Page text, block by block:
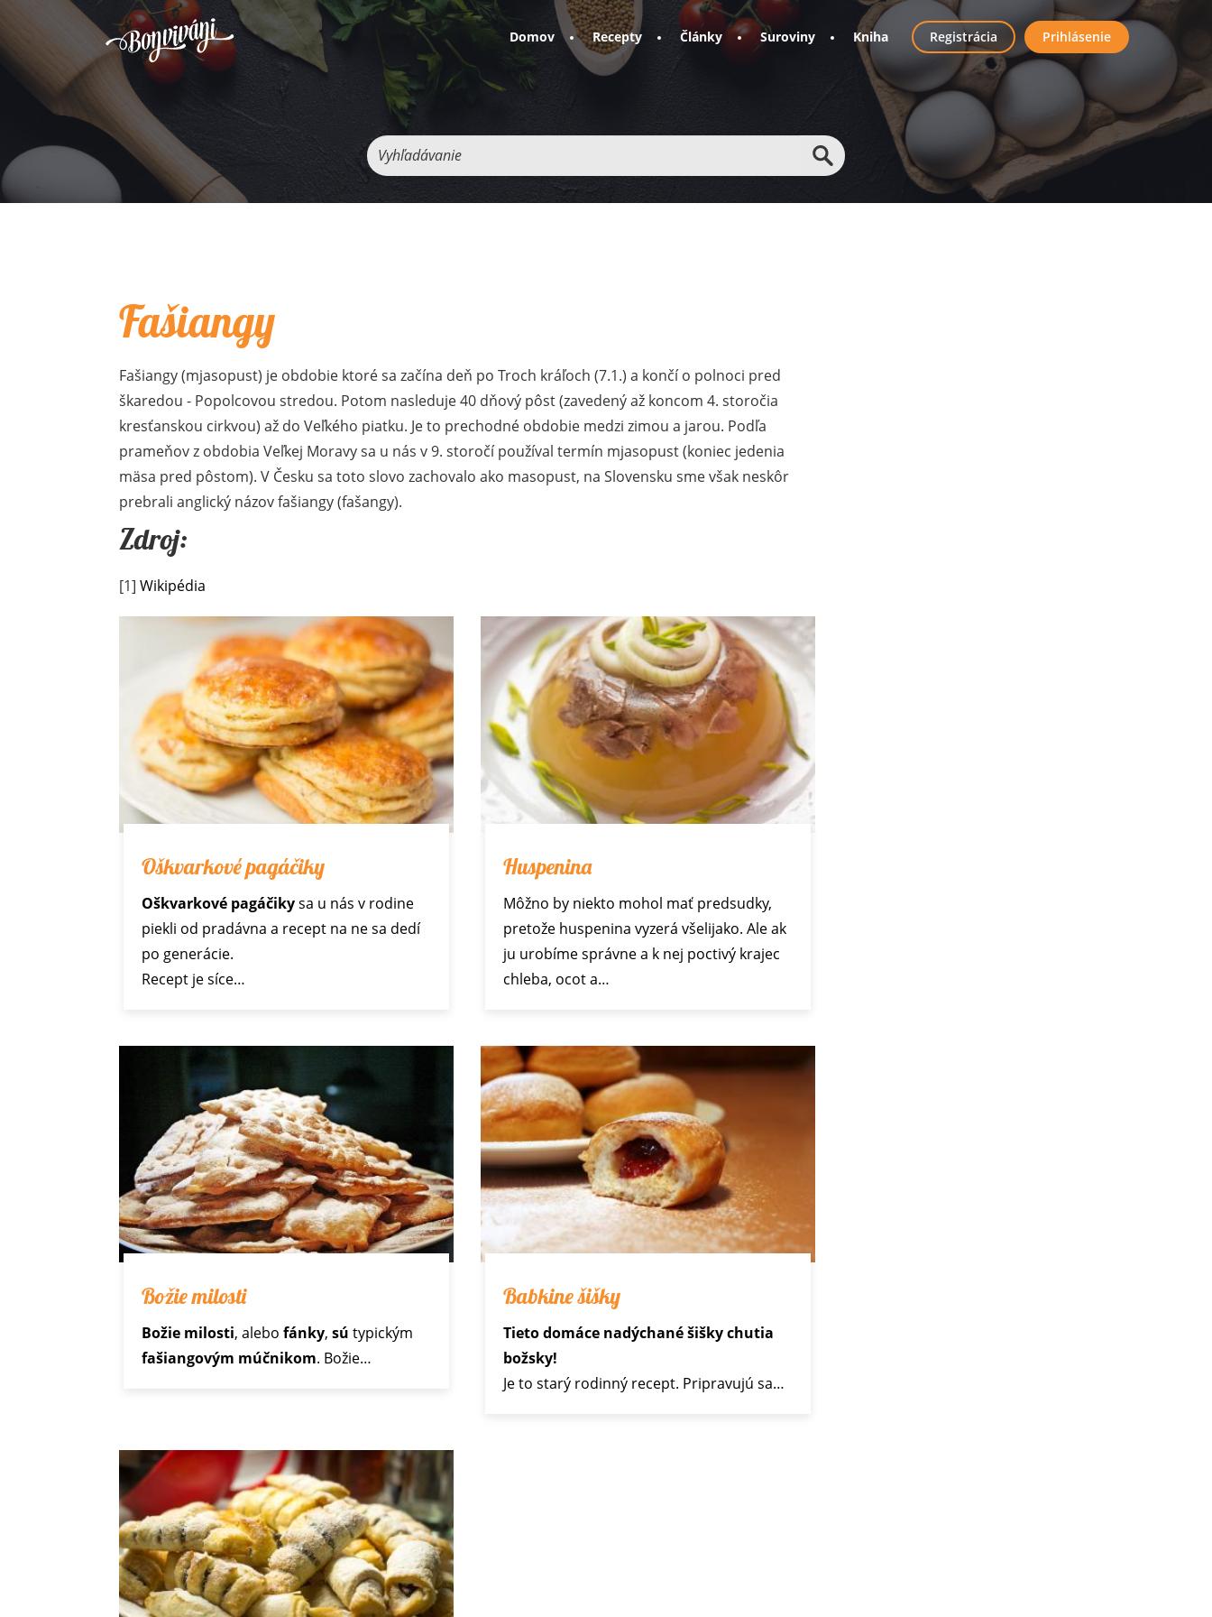
Domov Recepty Články Suroviny Kniha
User
account
menu
Registrácia Prihlásenie
Vyhľadávanie
Fašiangy
Fašiangy (mjasopust) je obdobie ktoré sa začína deň po Troch kráľoch (7.1.) a končí o polnoci pred
škaredou - Popolcovou stredou. Potom nasleduje 40 dňový pôst (zavedený až koncom 4. storočia
kresťanskou cirkvou) až do Veľkého piatku. Je to prechodné obdobie medzi zimou a jarou. Podľa
prameňov z obdobia Veľkej Moravy sa u nás v 9. storočí používal termín mjasopust (koniec jedenia
mäsa pred pôstom). V Česku sa toto slovo zachovalo ako masopust, na Slovensku sme však neskôr
prebrali anglický názov fašiangy (fašangy).
Zdroj:
[1] Wikipédia
Oškvarkové pagáčiky
Oškvarkové pagáčikysa u nás v rodine
piekli od pradávna a recept na ne sa dedí
po generácie.
Recept je síce…
Huspenina
Môžno by niekto mohol mať predsudky,
pretože huspenina vyzerá všelijako. Ale ak
ju urobíme správne a k nej poctivý krajec
chleba, ocot a…
Božie milosti
Božie milosti, alebo fánky, sú typickým
fašiangovým múčnikom. Božie…
Babkine šišky
Tieto domáce nadýchané šišky chutia
božsky!
Je to starý rodinný recept. Pripravujú sa…